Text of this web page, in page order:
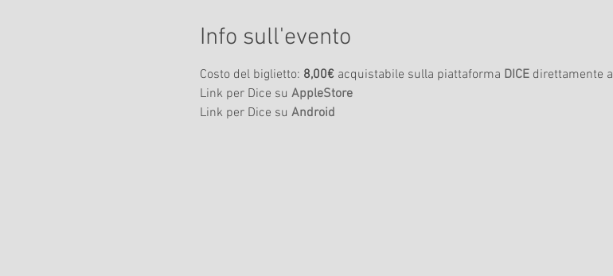
Info sull'evento
Costo del biglietto: 8,00€ acquistabile sulla piattaforma DICE direttamente a
Link per Dice su AppleStore
Link per Dice su Android